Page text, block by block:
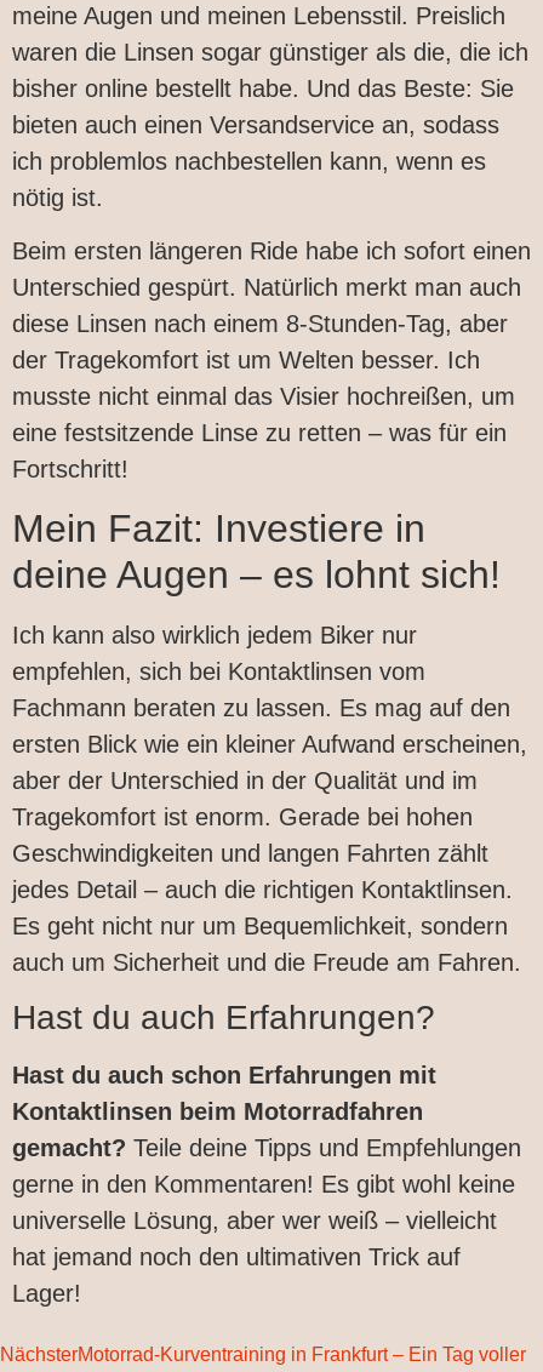
meine Augen und meinen Lebensstil. Preislich
waren die Linsen sogar günstiger als die, die ich
bisher online bestellt habe. Und das Beste: Sie
bieten auch einen Versandservice an, sodass
ich problemlos nachbestellen kann, wenn es
nötig ist.
Beim ersten längeren Ride habe ich sofort einen
Unterschied gespürt. Natürlich merkt man auch
diese Linsen nach einem 8-Stunden-Tag, aber
der Tragekomfort ist um Welten besser. Ich
musste nicht einmal das Visier hochreißen, um
eine festsitzende Linse zu retten – was für ein
Fortschritt!
Mein Fazit: Investiere in
deine Augen – es lohnt sich!
Ich kann also wirklich jedem Biker nur
empfehlen, sich bei Kontaktlinsen vom
Fachmann beraten zu lassen. Es mag auf den
ersten Blick wie ein kleiner Aufwand erscheinen,
aber der Unterschied in der Qualität und im
Tragekomfort ist enorm. Gerade bei hohen
Geschwindigkeiten und langen Fahrten zählt
jedes Detail – auch die richtigen Kontaktlinsen.
Es geht nicht nur um Bequemlichkeit, sondern
auch um Sicherheit und die Freude am Fahren.
Hast du auch Erfahrungen?
Hast du auch schon Erfahrungen mit
Kontaktlinsen beim Motorradfahren
gemacht? Teile deine Tipps und Empfehlungen
gerne in den Kommentaren! Es gibt wohl keine
universelle Lösung, aber wer weiß – vielleicht
hat jemand noch den ultimativen Trick auf
Lager!
NächsterMotorrad-Kurventraining in Frankfurt – Ein Tag voller